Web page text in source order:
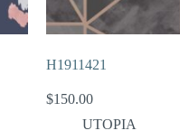
H1911421
$150.00
UTOPIA